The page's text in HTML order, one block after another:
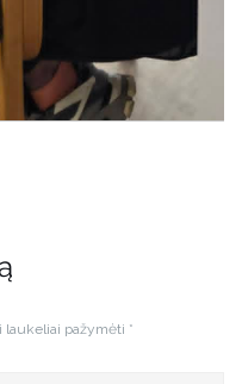
laukeliai pažymėti *